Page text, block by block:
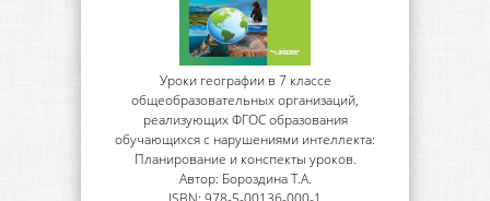
Уроки географии в 7 классе
общеобразовательных организаций,
реализующих ФГОС образования
обучающихся с нарушениями интеллекта:
Планирование и конспекты уроков.
Автор: Бороздина Т.А.